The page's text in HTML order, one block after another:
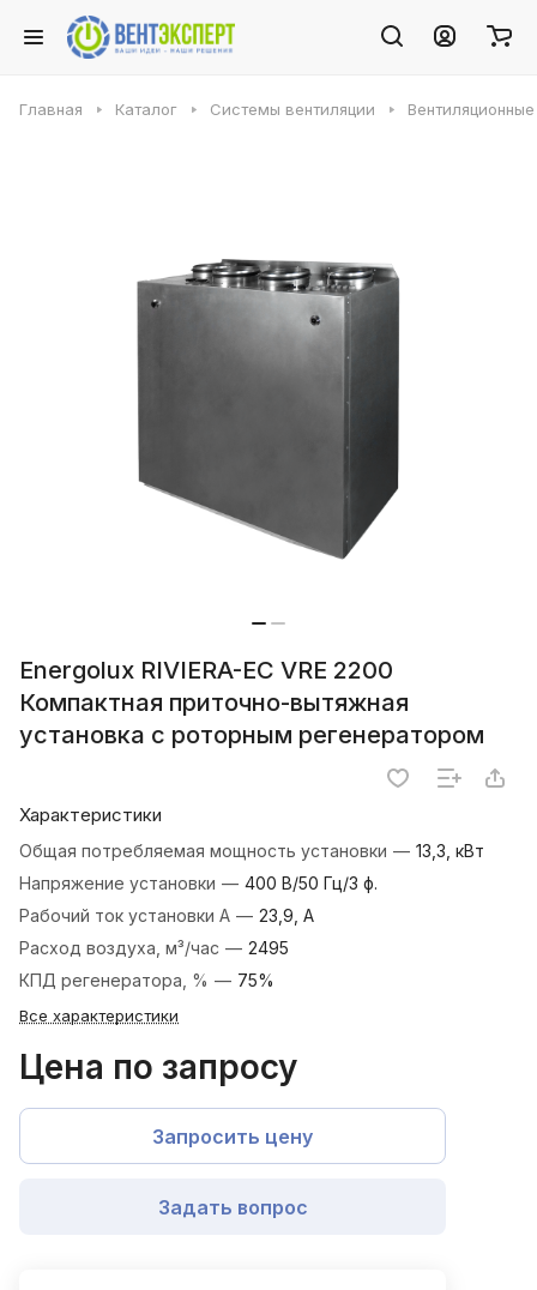
Главная Каталог Системы вентиляции
Energolux RIVIERA-EC VRE 2200
Компактная приточно-вытяжная
установка с роторным регенератором
Характеристики
Общая потребляемая мощность установки — 13,3, кВт
Напряжение установки — 400 В/50 Гц/3 ф.
Рабочий ток установки А — 23,9, А
Расход воздуха, м³/час — 2495
КПД регенератора, % — 75%
Все характеристики
Цена по запросу
Запросить цену
Задать вопрос